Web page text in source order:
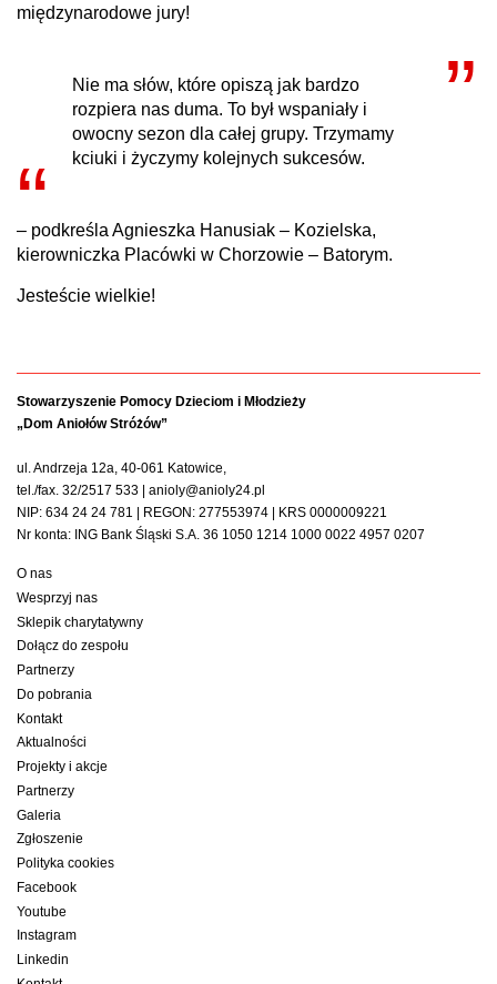
międzynarodowe jury!
Nie ma słów, które opiszą jak bardzo
rozpiera nas duma. To był wspaniały i
owocny sezon dla całej grupy. Trzymamy
kciuki i życzymy kolejnych sukcesów.
– podkreśla Agnieszka Hanusiak – Kozielska,
kierowniczka Placówki w Chorzowie – Batorym.
Jesteście wielkie!
Stowarzyszenie Pomocy Dzieciom i Młodzieży
„Dom Aniołów Stróżów”
ul. Andrzeja 12a, 40-061 Katowice,
tel./fax. 32/2517 533 | anioly@anioly24.pl
NIP: 634 24 24 781 | REGON: 277553974 | KRS 0000009221
Nr konta: ING Bank Śląski S.A. 36 1050 1214 1000 0022 4957 0207
O nas
Wesprzyj nas
Sklepik charytatywny
Dołącz do zespołu
Partnerzy
Do pobrania
Kontakt
Aktualności
Projekty i akcje
Partnerzy
Galeria
Zgłoszenie
Polityka cookies
Facebook
Youtube
Instagram
Linkedin